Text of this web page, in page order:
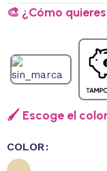
🎨 ¿Cómo
🖌️ Escoge el
COLOR